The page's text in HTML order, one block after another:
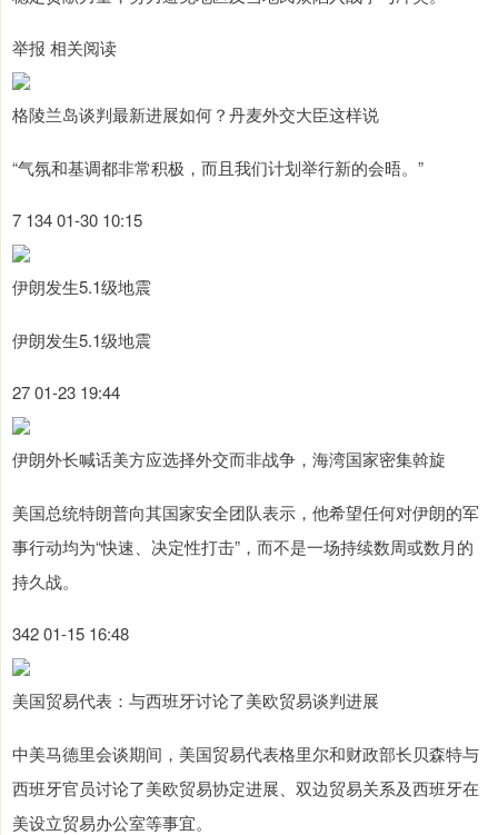
举报 相关阅读
格陵兰岛谈判最新进展如何？丹麦外交大臣这样说
“气氛和基调都非常积极，而且我们计划举行新的会晤。”
7 134 01-30 10:15
伊朗发生5.1级地震
伊朗发生5.1级地震
27 01-23 19:44
伊朗外长喊话美方应选择外交而非战争，海湾国家密集斡旋
美国总统特朗普向其国家安全团队表示，他希望任何对伊朗的军
事行动均为“快速、决定性打击”，而不是一场持续数周或数月的
持久战。
342 01-15 16:48
美国贸易代表：与西班牙讨论了美欧贸易谈判进展
中美马德里会谈期间，美国贸易代表格里尔和财政部长贝森特与
西班牙官员讨论了美欧贸易协定进展、双边贸易关系及西班牙在
美设立贸易办公室等事宜。